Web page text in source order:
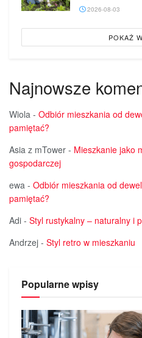
2026-08-03
POKAŻ
Najnowsze
Wiola - Odbiór mieszkania od
pamiętać?
Asia z mTower - Mieszkanie jako
gospodarczej
ewa - Odbiór mieszkania od
pamiętać?
Adi - Styl rustykalny – naturalny i
Andrzej - Styl retro w mieszkaniu
Popularne wpisy